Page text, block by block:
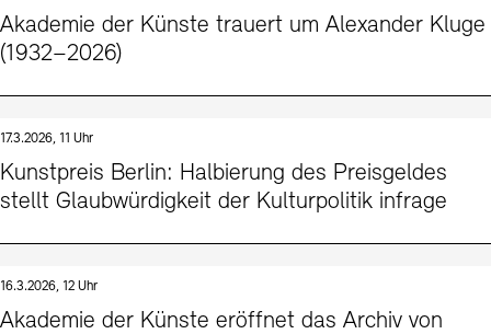
Akademie der Künste trauert um Alexander Kluge
(1932–2026)
17.3.2026, 11 Uhr
Kunstpreis Berlin: Halbierung des Preisgeldes
stellt Glaubwürdigkeit der Kulturpolitik infrage
16.3.2026, 12 Uhr
Akademie der Künste eröffnet das Archiv von